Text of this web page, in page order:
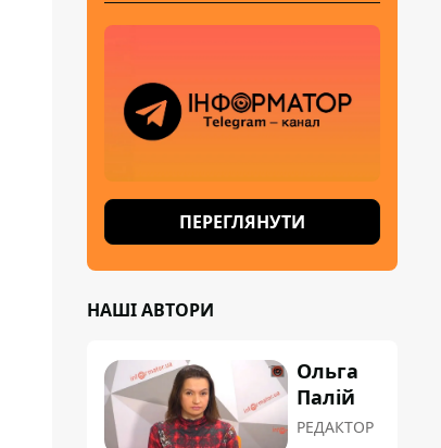
ПЕРЕГЛЯНУТИ
НАШІ АВТОРИ
Ольга
Палій
РЕДАКТОР